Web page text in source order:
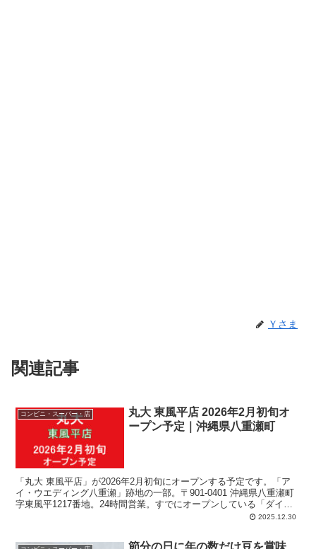
Ｙさま
関連記事
コンビニ・スーパー・店
丸大 東風平店 2026年2月初旬オ
ープン予定｜沖縄県八重瀬町
「丸大 東風平店」が2026年2月初旬にオープンする予定です。「ア
イ・ウエディング八重瀬」跡地の一部。〒901-0401 沖縄県八重瀬町
字東風平1217番地。24時間営業。すでにオープンしている「ダイレ
ックス 東風平店」「セブン-イレブン 八重瀬東風平西店」の並び。
2025.12.30
節分の日に年の数だけ豆を賞味